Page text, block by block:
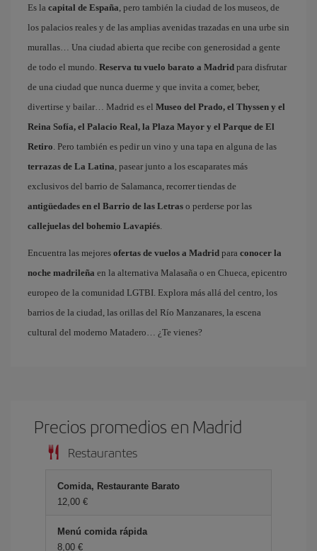
Es la capital de España, pero también la ciudad de los museos, de
los palacios reales y de las amplias avenidas trazadas en una urbe sin
murallas… Una ciudad abierta que recibe con generosidad a gente
de todo el mundo. Reserva tu vuelo barato a Madrid para disfrutar
de una ciudad que nunca duerme y que invita a comer, beber,
divertirse y bailar… Madrid es el Museo del Prado, el Thyssen y el
Reina Sofía, el Palacio Real, la Plaza Mayor y el Parque de El
Retiro. Pero también es pedir un vino y una tapa en alguna de las
terrazas de La Latina, pasear junto a los escaparates más
exclusivos del barrio de Salamanca, recorrer tiendas de
antigüedades en el Barrio de las Letras o perderse por las
callejuelas del bohemio Lavapiés.
Encuentra las mejores ofertas de vuelos a Madrid para conocer la
noche madrileña en la alternativa Malasaña o en Chueca, epicentro
europeo de la comunidad LGTBI. Explora más allá del centro, los
barrios de la ciudad, las orillas del Río Manzanares, la escena
cultural del moderno Matadero… ¿Te vienes?
Precios promedios en Madrid
Restaurantes
Comida, Restaurante Barato
12,00 €
Menú comida rápida
8,00 €